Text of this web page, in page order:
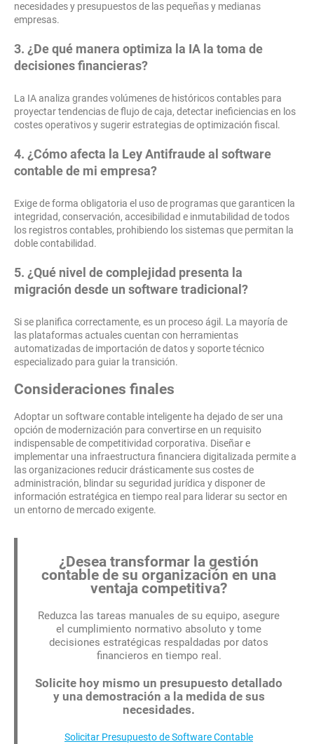
necesidades y presupuestos de las pequeñas y medianas
empresas.
3. ¿De qué manera optimiza la IA la toma de
decisiones financieras?
La IA analiza grandes volúmenes de históricos contables para
proyectar tendencias de flujo de caja, detectar ineficiencias en los
costes operativos y sugerir estrategias de optimización fiscal.
4. ¿Cómo afecta la Ley Antifraude al software
contable de mi empresa?
Exige de forma obligatoria el uso de programas que garanticen la
integridad, conservación, accesibilidad e inmutabilidad de todos
los registros contables, prohibiendo los sistemas que permitan la
doble contabilidad.
5. ¿Qué nivel de complejidad presenta la
migración desde un software tradicional?
Si se planifica correctamente, es un proceso ágil. La mayoría de
las plataformas actuales cuentan con herramientas
automatizadas de importación de datos y soporte técnico
especializado para guiar la transición.
Consideraciones finales
Adoptar un software contable inteligente ha dejado de ser una
opción de modernización para convertirse en un requisito
indispensable de competitividad corporativa. Diseñar e
implementar una infraestructura financiera digitalizada permite a
las organizaciones reducir drásticamente sus costes de
administración, blindar su seguridad jurídica y disponer de
información estratégica en tiempo real para liderar su sector en
un entorno de mercado exigente.
¿Desea transformar la gestión
contable de su organización en una
ventaja competitiva?
Reduzca las tareas manuales de su equipo, asegure
el cumplimiento normativo absoluto y tome
decisiones estratégicas respaldadas por datos
financieros en tiempo real.
Solicite hoy mismo un presupuesto detallado
y una demostración a la medida de sus
necesidades.
Solicitar Presupuesto de Software Contable